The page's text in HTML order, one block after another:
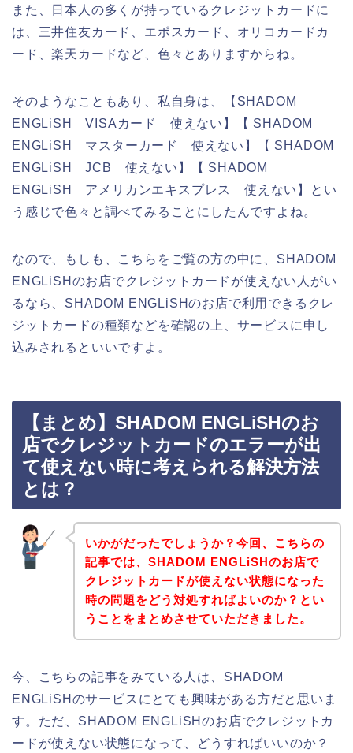
また、日本人の多くが持っているクレジットカードに
は、三井住友カード、エポスカード、オリコカードカ
ード、楽天カードなど、色々とありますからね。
そのようなこともあり、私自身は、【SHADOM
ENGLiSH VISAカード 使えない】【 SHADOM
ENGLiSH マスターカード 使えない】【 SHADOM
ENGLiSH JCB 使えない】【 SHADOM
ENGLiSH アメリカンエキスプレス 使えない】とい
う感じで色々と調べてみることにしたんですよね。
なので、もしも、こちらをご覧の方の中に、SHADOM
ENGLiSHのお店でクレジットカードが使えない人がい
るなら、SHADOM ENGLiSHのお店で利用できるクレ
ジットカードの種類などを確認の上、サービスに申し
込みされるといいですよ。
【まとめ】SHADOM ENGLiSHのお
店でクレジットカードのエラーが出
て使えない時に考えられる解決方法
とは？
いかがだったでしょうか？今回、こちらの
記事では、SHADOM ENGLiSHのお店で
クレジットカードが使えない状態になった
時の問題をどう対処すればよいのか？とい
うことをまとめさせていただきました。
今、こちらの記事をみている人は、SHADOM
ENGLiSHのサービスにとても興味がある方だと思いま
す。ただ、SHADOM ENGLiSHのお店でクレジットカ
ードが使えない状態になって、どうすればいいのか？